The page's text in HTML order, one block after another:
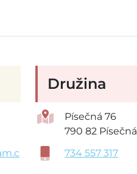
Družina
Písečná 76
790 82 Písečná
734 557 317